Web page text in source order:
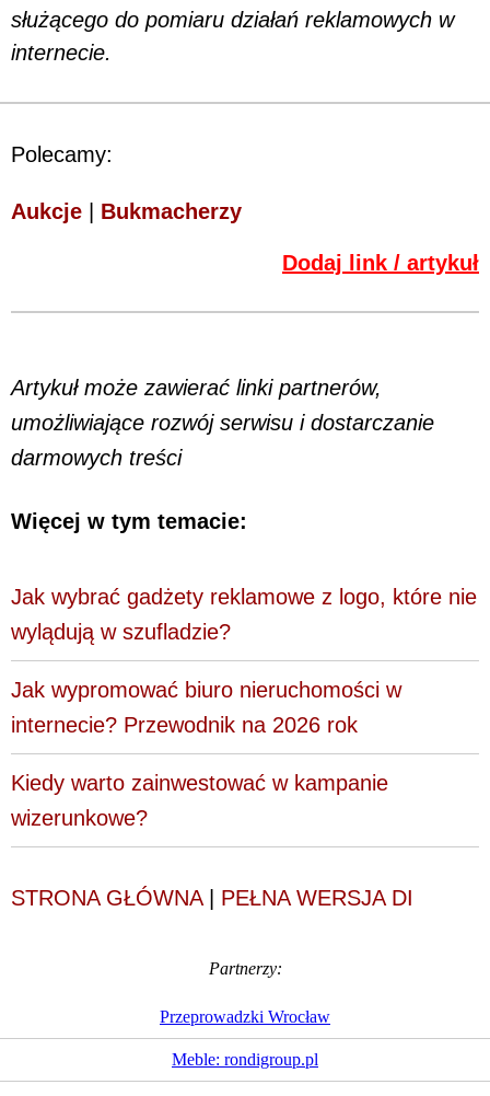
służącego do pomiaru działań reklamowych w
internecie.
Polecamy:
Aukcje Bukmacherzy
Dodaj link / artykuł
Artykuł może zawierać linki partnerów,
umożliwiające rozwój serwisu i dostarczanie
darmowych treści
Więcej w tym temacie:
Jak wybrać gadżety reklamowe z logo, które nie
wylądują w szufladzie?
Jak wypromować biuro nieruchomości w
internecie? Przewodnik na 2026 rok
Kiedy warto zainwestować w kampanie
wizerunkowe?
STRONA GŁÓWNA| PEŁNA WERSJA DI
Partnerzy:
Przeprowadzki Wrocław
Meble: rondigroup.pl